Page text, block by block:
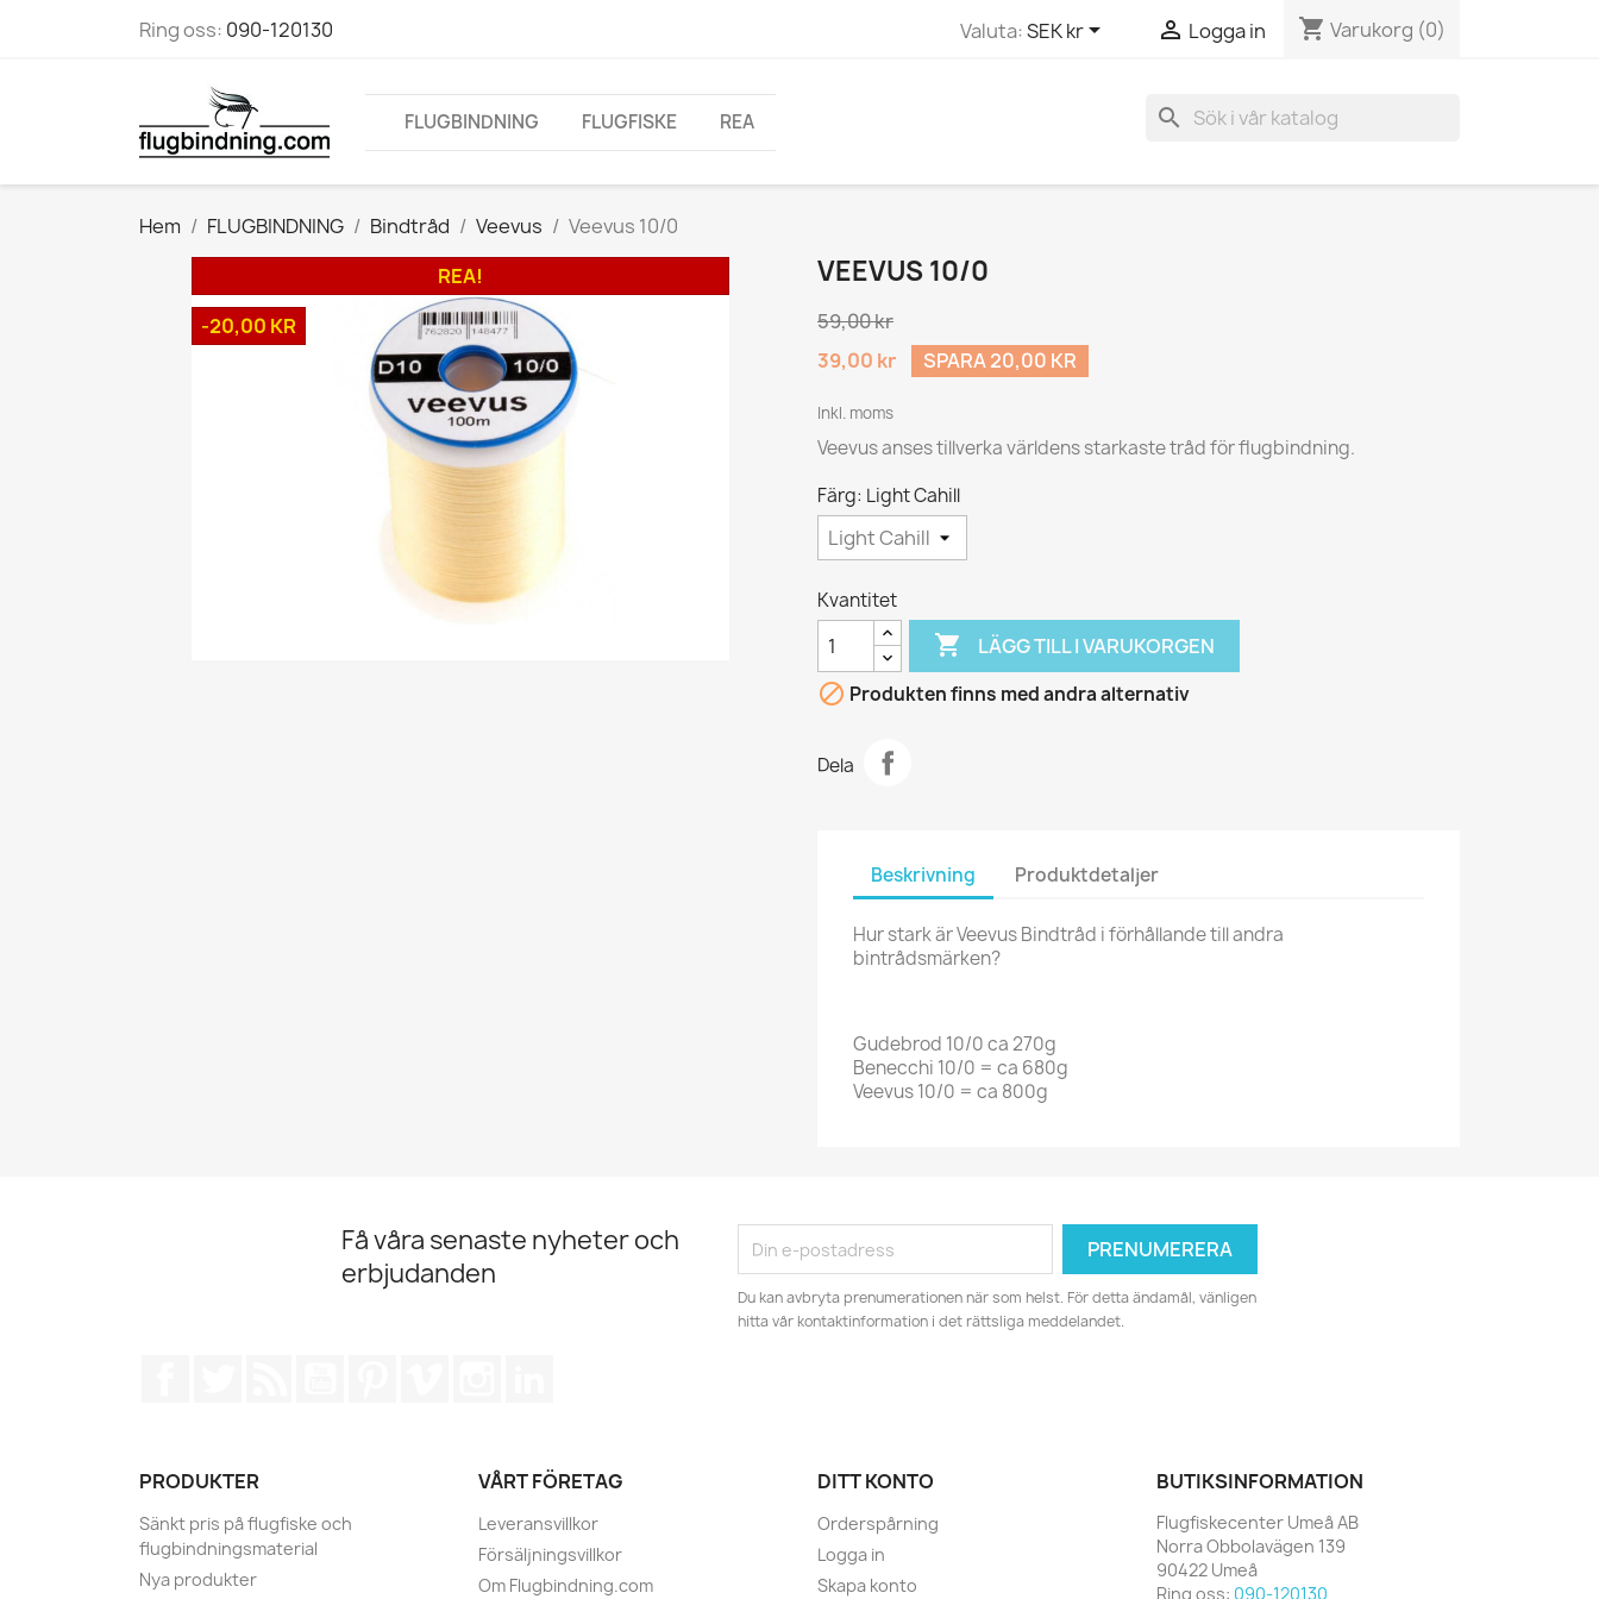
Ring oss: 090-120130 Valuta:SEK kr  Logga in shopping_cart Varukorg (0)
FLUGBINDNING FLUGFISKE REA search
Hem FLUGBINDNING Bindtråd Veevus
Veevus 10/0
REA!
-20,00 KR
VEEVUS 10/0
59,00 kr
39,00 kr
SPARA 20,00 KR
Inkl. moms
Veevus anses tillverka världens starkaste tråd för flugbindning.
Färg: Light Cahill
Kvantitet
 LÄGG TILL I VARUKORGEN
 Produkten finns med andra alternativ
Dela
Beskrivning Produktdetaljer
Hur stark är Veevus Bindtråd i förhållande till andra
bintrådsmärken?
Gudebrod 10/0 ca 270g
Benecchi 10/0 = ca 680g
Veevus 10/0 = ca 800g
Få våra senaste nyheter och
erbjudanden
Du kan avbryta prenumerationen när som helst. För detta ändamål, vänligen
hitta vår kontaktinformation i det rättsliga meddelandet.
PRODUKTER
Sänkt pris på flugfiske och
flugbindningsmaterial
Nya produkter
VÅRT FÖRETAG
Leveransvillkor
Försäljningsvillkor
Om Flugbindning.com
DITT KONTO
Orderspårning
Logga in
Skapa konto
BUTIKSINFORMATION
Flugfiskecenter Umeå AB
Norra Obbolavägen 139
90422 Umeå
Ring oss: 090-120130